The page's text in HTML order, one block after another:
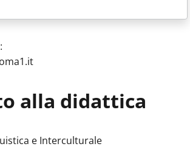
:
alla didattica
e Interculturale